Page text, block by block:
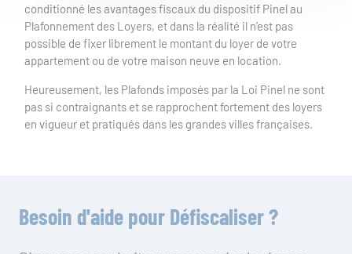
conditionné les avantages fiscaux du dispositif Pinel au
Plafonnement des Loyers, et dans la réalité il n’est pas
possible de fixer librement le montant du loyer de votre
appartement ou de votre maison neuve en location.
Heureusement, les Plafonds imposés par la Loi Pinel ne sont
pas si contraignants et se rapprochent fortement des loyers
en vigueur et pratiqués dans les grandes villes françaises.
Besoin d'aide pour Défiscaliser ?